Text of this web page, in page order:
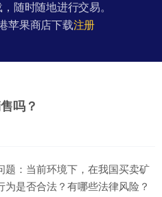
随时随地进行交易。
苹果商店下载注册
吗？
题：当前环境下，在我国买卖矿
是否合法？有哪些法律风险？